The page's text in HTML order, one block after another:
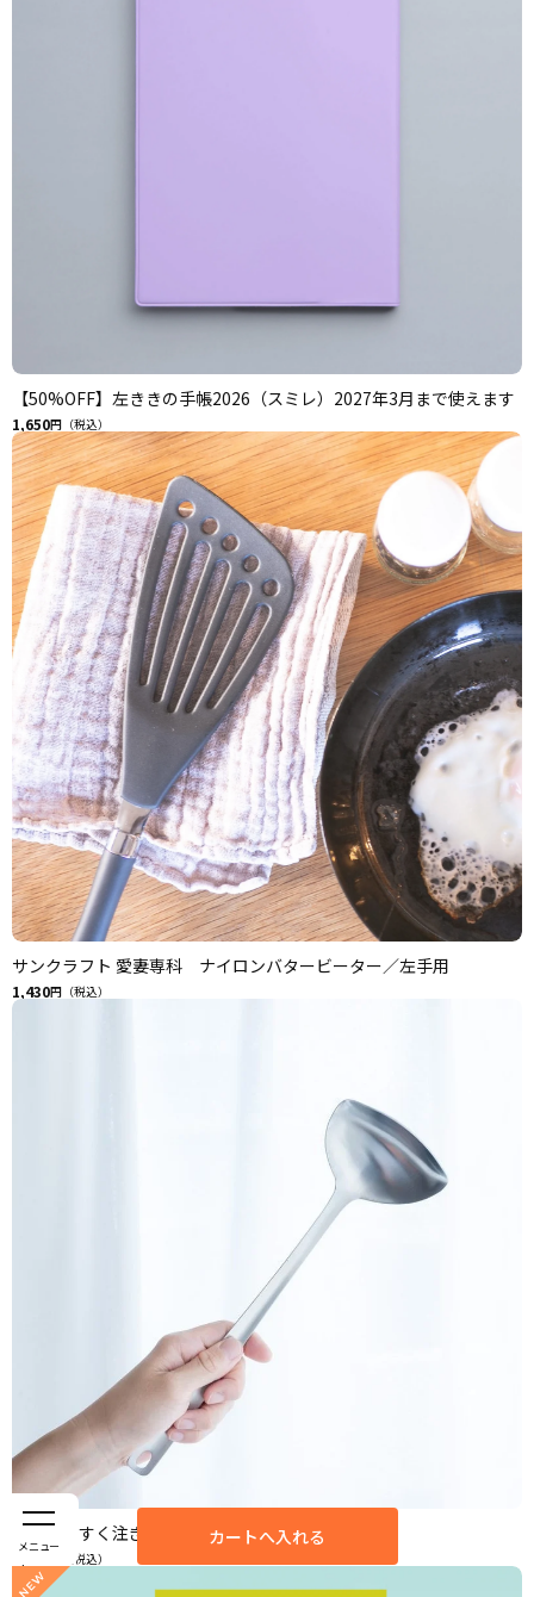
メニュー
【50%OFF】左ききの手帳2026（スミレ）2027年3月まで使えます
1,650円（税込）
サンクラフト 愛妻専科 ナイロンバタービーター／左手用
1,430円（税込）
すくいやすく注ぎやすいレードル／左右兼用
2,090 円（税込）
カートへ入れる